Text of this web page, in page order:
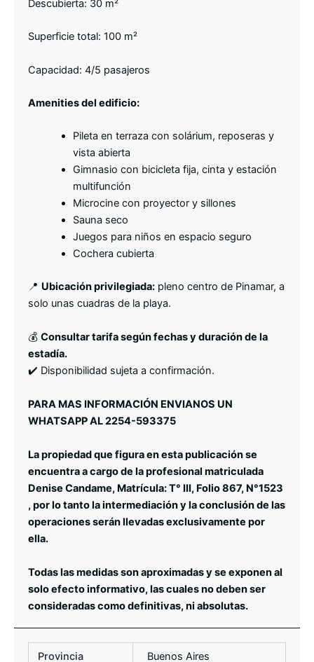
Descubierta: 30 m²
Superficie total: 100 m²
Capacidad: 4/5 pasajeros
Amenities del edificio:
Pileta en terraza con solárium, reposeras y
vista abierta
Gimnasio con bicicleta fija, cinta y estación
multifunción
Microcine con proyector y sillones
Sauna seco
Juegos para niños en espacio seguro
Cochera cubierta
📍 Ubicación privilegiada: pleno centro de Pinamar, a
solo unas cuadras de la playa.
💰 Consultar tarifa según fechas y duración de la
estadía.
✔️ Disponibilidad sujeta a confirmación.
PARA MAS INFORMACIÓN ENVIANOS UN
WHATSAPP AL 2254-593375
La propiedad que figura en esta publicación se
encuentra a cargo de la profesional matriculada
Denise Candame, Matrícula: T° III, Folio 867, N°1523
, por lo tanto la intermediación y la conclusión de las
operaciones serán llevadas exclusivamente por
ella.
Todas las medidas son aproximadas y se exponen al
solo efecto informativo, las cuales no deben ser
consideradas como definitivas, ni absolutas.
Provincia Buenos Aires